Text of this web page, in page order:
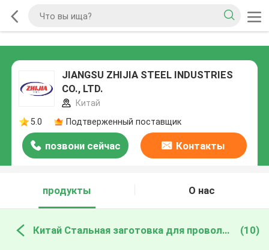
JIANGSU ZHIJIA STEEL INDUSTRIES
CO., LTD.
Китай
5.0
Подтверженный поставщик
позвони сейчас Контакты
продукты О нас
Китай Стальная заготовка для проволоки (10)